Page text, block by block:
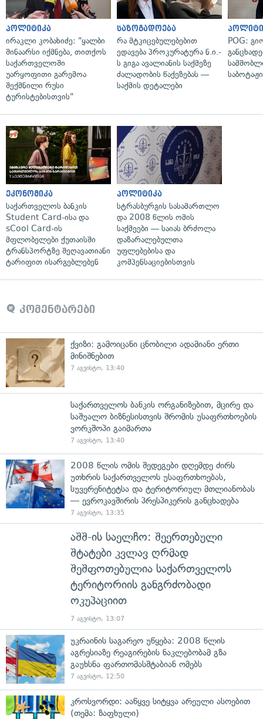
პოლიტიკა
ირაკლი კობახიძე: "ყალბი
შინაარსი იქმნება, თითქოს
საქართველოში
უარყოფითი გარემოა
შექმნილი რუსი
ტურისტებისთვის"
საზოგადოება
რა მტკიცებულებებით
ედავება პროკურატურა ნ.ი.-
ს გიგა ავალიანის საქმეზე
ძალადობის წაქეზებას —
საქმის დეტალები
POG:
ეკონომიკა
საქართველოს ბანკის
Student Card-ისა და
sCool Card-ის
მფლობელები ქუთაისში
ტრანსპორტზე შეღავათიანი
ტარიფით ისარგებლებენ
პოლიტიკა
სტრასბურგის სასამართლო
და 2008 წლის ომის
საქმეები — საიას ბრძოლა
დაზარალებულთა
უფლებებისა და
კომპენსაციებისთვის
კომენტარები
ქვიზი: გამოიცანი ცნობილი ადამიანი ერთი
მინიშნებით
7 აგვისტო, 13:40
საქართველოს ბანკის ორგანიზებით, მცირე და
საშუალო ბიზნესისთვის შრომის უსაფრთხოების
ვორკშოპი გაიმართა
7 აგვისტო, 13:40
2008 წლის ომის შედეგები დღემდე ძირს
უთხრის საქართველოს უსაფრთხოებას,
სუვერენიტეტსა და ტერიტორიულ მთლიანობას
— ევროკავშირის პრესპიკერის განცხადება
7 აგვისტო, 13:35
აშშ-ის საელჩო: შეერთებული
შტატები კვლავ ღრმად
შეშფოთებულია საქართველოს
ტერიტორიის განგრძობადი
ოკუპაციით
7 აგვისტო, 13:07
უკრაინის საგარეო უწყება: 2008 წლის
აგრესიაზე რეაგირების ნაკლებობამ გზა
გაუხსნა ფართომასშტაბიან ომებს
7 აგვისტო, 12:50
კროსვორდი: ააწყვე სიტყვა არეული ასოებით
(თემა: ზაფხული)